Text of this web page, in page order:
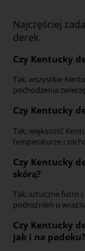
Najczęściej
derek
Czy Kentucky
Tak, wszystkie
pochodzenia
Czy Kentucky
Tak, większość
temperaturze i
Czy Kentucky
skórą?
Tak, sztuczne futro
podrażnień u
Czy Kentucky
jak i na padoku?